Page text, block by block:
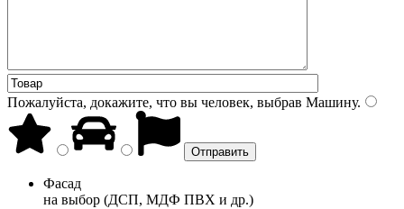
Пожалуйста, докажите, что вы человек, выбрав Машину.
Фасад
на выбор (ДСП, МДФ ПВХ и др.)